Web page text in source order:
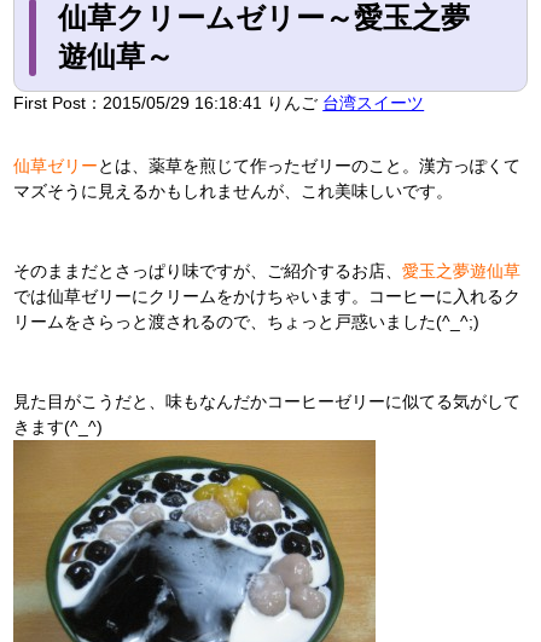
仙草クリームゼリー～愛玉之夢
遊仙草～
First Post： 2015/05/29 16:18:41 りんご 台湾スイーツ
仙草ゼリーとは、薬草を煎じて作ったゼリーのこと。漢方っぽくて
マズそうに見えるかもしれませんが、これ美味しいです。
そのままだとさっぱり味ですが、ご紹介するお店、愛玉之夢遊仙草
では仙草ゼリーにクリームをかけちゃいます。コーヒーに入れるク
リームをさらっと渡されるので、ちょっと戸惑いました(^_^;)
見た目がこうだと、味もなんだかコーヒーゼリーに似てる気がして
きます(^_^)